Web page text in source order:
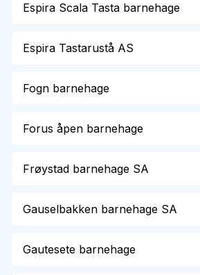
Espira Scala Tasta barnehage
Espira Tastarustå AS
Fogn barnehage
Forus åpen barnehage
Frøystad barnehage SA
Gauselbakken barnehage SA
Gautesete barnehage